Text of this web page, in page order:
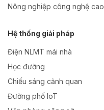
Nông nghiệp công nghệ cao
Hệ thống giải pháp
Điện NLMT mái nhà
Học đường
Chiếu sáng cảnh quan
Đường phố IoT